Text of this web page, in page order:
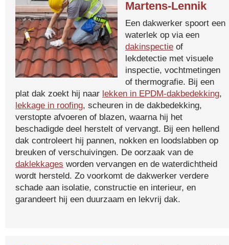
Martens-Lennik
Een dakwerker spoort een
waterlek op via een
dakinspectie of
lekdetectie met visuele
inspectie, vochtmetingen
of thermografie. Bij een
plat dak zoekt hij naar lekken in EPDM-dakbedekking,
lekkage in roofing, scheuren in de dakbedekking,
verstopte afvoeren of blazen, waarna hij het
beschadigde deel herstelt of vervangt. Bij een hellend
dak controleert hij pannen, nokken en loodslabben op
breuken of verschuivingen. De oorzaak van de
daklekkages worden vervangen en de waterdichtheid
wordt hersteld. Zo voorkomt de dakwerker verdere
schade aan isolatie, constructie en interieur, en
garandeert hij een duurzaam en lekvrij dak.